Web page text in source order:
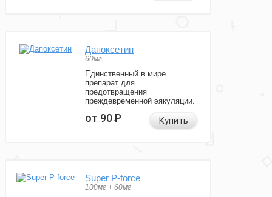
Дапоксетин
60мг
Единственный в мире
препарат для
предотвращения
преждевременной эякуляции.
от 90Р Купить
Super P-force
100мг + 60мг